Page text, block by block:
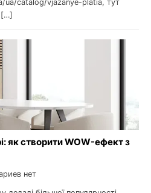
catalog/vjazanye-platia, тут
[…]
як створити WOW-ефект з
нет